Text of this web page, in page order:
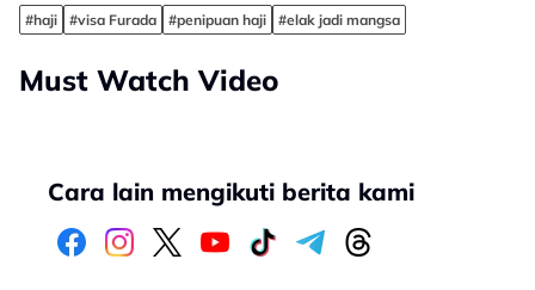
#haji #visa Furada #penipuan haji #elak jadi mangsa
Must Watch Video
Cara lain mengikuti berita kami